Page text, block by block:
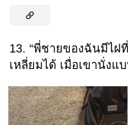
13. “พี่ชายของฉันมีไฝ
เหลี่ยมได้ เมื่อเขานั่งแ